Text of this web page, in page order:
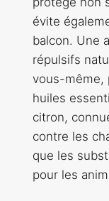
évite
balcon. Une
répulsifs
vous-même,
huiles
citron,
contre les
que les
pour les